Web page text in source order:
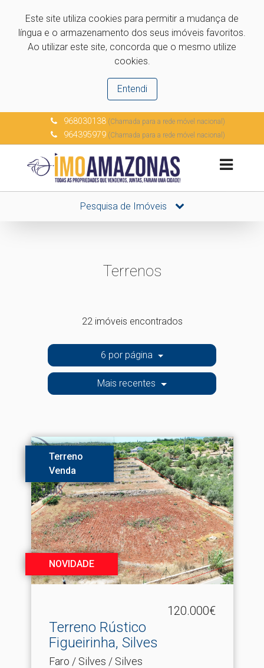
Este site utiliza cookies para permitir a mudança de
língua e o armazenamento dos seus imóveis favoritos.
Ao utilizar este site, concorda que o mesmo utilize
cookies.
Entendi
968030138 (Chamada para a rede móvel nacional)
964395979 (Chamada para a rede móvel nacional)
Pesquisa de Imóveis
Terrenos
22 imóveis encontrados
6 por página
Mais recentes
Terreno
Venda
NOVIDADE
120.000€
Terreno Rústico
Figueirinha, Silves
Faro / Silves / Silves